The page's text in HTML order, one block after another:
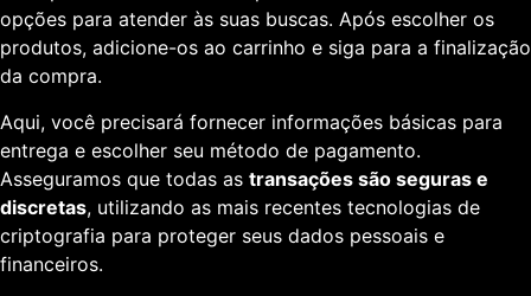
opções para atender às suas buscas. Após escolher os
produtos, adicione-os ao carrinho e siga para a finalização
da compra.
Aqui, você precisará fornecer informações básicas para
entrega e escolher seu método de pagamento.
Asseguramos que todas as transações são seguras e
discretas, utilizando as mais recentes tecnologias de
criptografia para proteger seus dados pessoais e
financeiros.